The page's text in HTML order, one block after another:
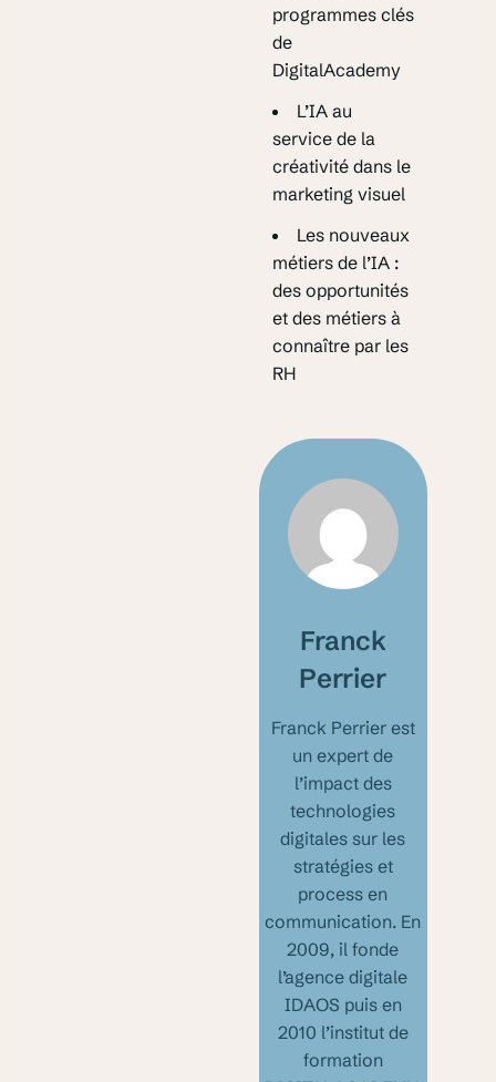
programmes clés
de
DigitalAcademy
L’IA au
service de la
créativité dans le
marketing visuel
Les nouveaux
métiers de l’IA :
des opportunités
et des métiers à
connaître par les
RH
Franck
Perrier
Franck Perrier est
un expert de
l’impact des
technologies
digitales sur les
stratégies et
process en
communication. En
2009, il fonde
l’agence digitale
IDAOS puis en
2010 l’institut de
formation